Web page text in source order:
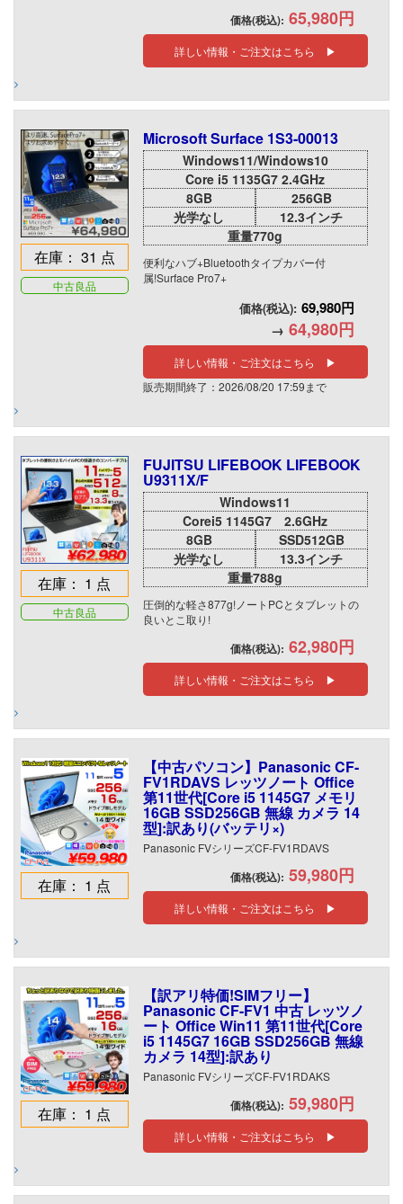
価格(税込): 65,980円
詳しい情報・ご注文はこちら ▶
在庫： 31 点
中古良品
Microsoft Surface 1S3-00013
Windows11/Windows10
Core i5 1135G7 2.4GHz
8GB
256GB
光学なし
12.3インチ
重量770g
便利なハブ+Bluetoothタイプカバー付
属!Surface Pro7+
価格(税込): 69,980円
→ 64,980円
詳しい情報・ご注文はこちら ▶
販売期間終了：2026/08/20 17:59まで
在庫： 1 点
中古良品
FUJITSU LIFEBOOK LIFEBOOK
U9311X/F
Windows11
Corei5 1145G7 2.6GHz
8GB
SSD512GB
光学なし
13.3インチ
重量788g
圧倒的な軽さ877g!ノートPCとタブレットの
良いとこ取り!
価格(税込): 62,980円
詳しい情報・ご注文はこちら ▶
在庫： 1 点
【中古パソコン】Panasonic CF-
FV1RDAVS レッツノート Office
第11世代[Core i5 1145G7 メモリ
16GB SSD256GB 無線 カメラ 14
型]:訳あり(バッテリ×)
Panasonic FVシリーズCF-FV1RDAVS
価格(税込): 59,980円
詳しい情報・ご注文はこちら ▶
在庫： 1 点
【訳アリ特価!SIMフリー】
Panasonic CF-FV1 中古 レッツノ
ート Office Win11 第11世代[Core
i5 1145G7 16GB SSD256GB 無線
カメラ 14型]:訳あり
Panasonic FVシリーズCF-FV1RDAKS
価格(税込): 59,980円
詳しい情報・ご注文はこちら ▶